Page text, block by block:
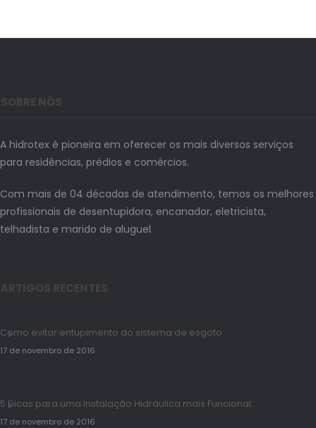
A hidrotex é pioneira em oferecer os mais diversos serviços
para residências, prédios e comércios.
Com mais de 04 décadas de atendimento, temos os melhores
profissionais de desentupidora, encanador, eletricista,
telhadista e marido de aluguel.
Como evitar entupimento do sistema de esgoto
17 de novembro de 2016
5 Dicas para uma Instalação Hidráulica mais Funcional
17 de novembro de 2016